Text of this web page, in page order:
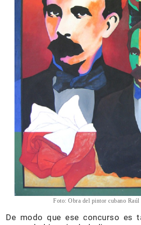
Foto: Obra del pintor cubano
De modo que ese concurso es